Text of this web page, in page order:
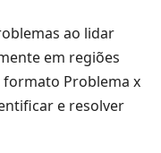
ao lidar
em regiões
formato Problema x
e resolver